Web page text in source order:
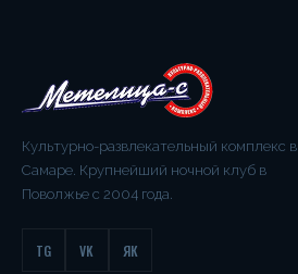
Культурно-развлекательный комплекс в
Самаре. Крупнейший ночной клуб в
Поволжье с 2004 года.
TG VK ЯК